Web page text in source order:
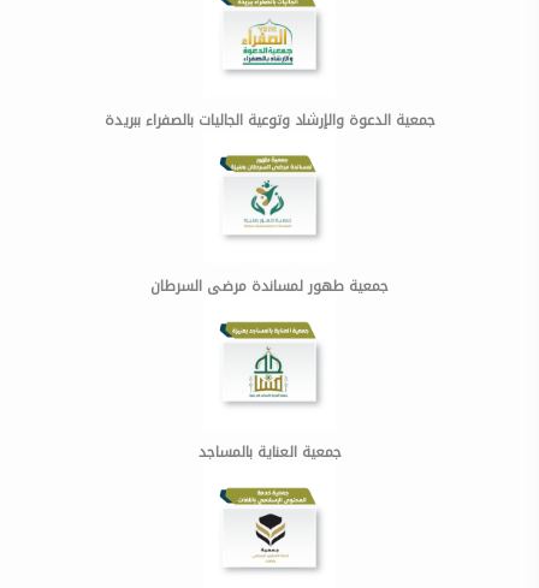
جمعية الدعوة والإرشاد وتوعية الجاليات بالصفراء ببريدة
جمعية طهور لمساندة مرضى السرطان
جمعية العناية بالمساجد